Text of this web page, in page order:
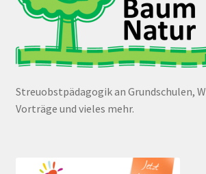
Streuobstpädagogik an Grundschulen,
Vorträge und vieles mehr.